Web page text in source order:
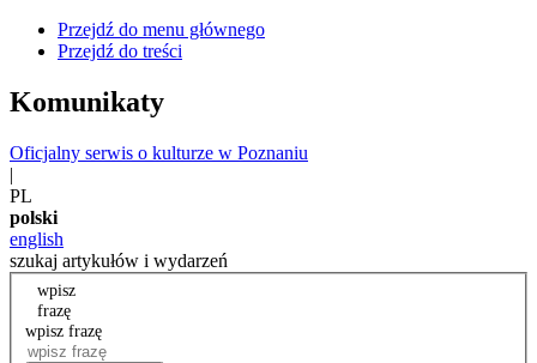
Przejdź do menu głównego
Przejdź do treści
Komunikaty
Oficjalny serwis o kulturze w Poznaniu
|
PL
polski
english
szukaj artykułów i wydarzeń
wpisz
frazę
wpisz frazę